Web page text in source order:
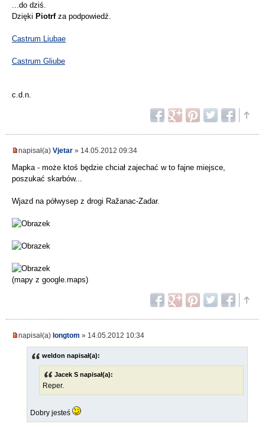
...do dziś.
Dzięki Piotrf za podpowiedź.
Castrum Liubae
Castrum Gliube
c.d.n.
napisał(a) Vjetar » 14.05.2012 09:34
Mapka - może ktoś będzie chciał zajechać w to fajne miejsce,
poszukać skarbów...
Wjazd na półwysep z drogi Ražanac-Zadar.
(mapy z google.maps)
napisał(a) longtom » 14.05.2012 10:34
weldon napisał(a):
Jacek S napisał(a):
Reper.
Dobry jesteś